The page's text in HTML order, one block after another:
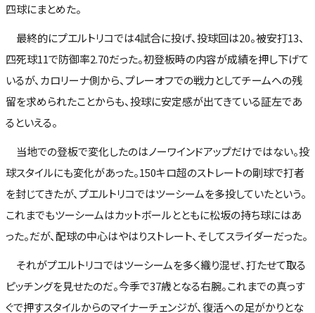
四球にまとめた。
最終的にプエルトリコでは4試合に投げ、投球回は20。被安打13、
四死球11で防御率2.70だった。初登板時の内容が成績を押し下げて
いるが、カロリーナ側から、プレーオフでの戦力としてチームへの残
留を求められたことからも、投球に安定感が出てきている証左であ
るといえる。
当地での登板で変化したのはノーワインドアップだけではない。投
球スタイルにも変化があった。150キロ超のストレートの剛球で打者
を封じてきたが、プエルトリコではツーシームを多投していたという。
これまでもツーシームはカットボールとともに松坂の持ち球にはあ
った。だが、配球の中心はやはりストレート、そしてスライダーだった。
それがプエルトリコではツーシームを多く織り混ぜ、打たせて取る
ピッチングを見せたのだ。今季で37歳となる右腕。これまでの真っす
ぐで押すスタイルからのマイナーチェンジが、復活への足がかりとな